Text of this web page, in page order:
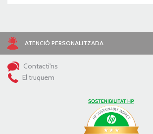
ATENCIÓ PERSONALITZADA
Contacti'ns
El truquem